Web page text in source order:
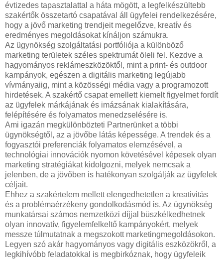
évtizedes tapasztalattal a háta mögött, a legfelkészültebb
szakértők összetartó csapatával áll ügyfelei rendelkezésére,
hogy a jövő marketing trendjeit megelőzve, kreatív és
eredményes megoldásokat kínáljon számukra.
Az ügynökség szolgáltatási portfóliója a különböző
marketing területek széles spektrumát öleli fel. Kezdve a
hagyományos reklámeszközöktől, mint a print- és outdoor
kampányok, egészen a digitális marketing legújabb
vívmányaiig, mint a közösségi média vagy a programozott
hirdetések. A szakértő csapat emellett kiemelt figyelmet fordít
az ügyfelek márkájának és imázsának kialakítására,
felépítésére és folyamatos menedzselésére is.
Ami igazán megkülönbözteti Partnerünket a többi
ügynökségtől, az a jövőbe látás képessége. A trendek és a
fogyasztói preferenciák folyamatos elemzésével, a
technológiai innovációk nyomon követésével képesek olyan
marketing stratégiákat kidolgozni, melyek nemcsak a
jelenben, de a jövőben is hatékonyan szolgálják az ügyfelek
céljait.
Ehhez a szakértelem mellett elengedhetetlen a kreativitás
és a problémaérzékeny gondolkodásmód is. Az ügynökség
munkatársai számos nemzetközi díjjal büszkélkedhetnek
olyan innovatív, figyelemfelkeltő kampányokért, melyek
messze túlmutatnak a megszokott marketingmegoldásokon.
Legyen szó akár hagyományos vagy digitális eszközökről, a
legkihívóbb feladatokkal is megbirkóznak, hogy ügyfeleik